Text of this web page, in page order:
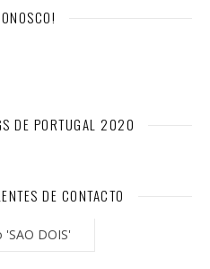
DE PORTUGAL 2020
DE CONTACTO
DOIS'